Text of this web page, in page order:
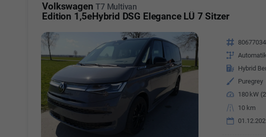
Volkswagen T7 Multivan
Edition 1,5eHybrid DSG Elegance LÜ 7 Sitzer
Fahrzeugnr.
Getriebe
Kraftstoff Hybrid
Außenfarbe
Puregrey
Leistung 180 kW
Kilometerstand
10 km